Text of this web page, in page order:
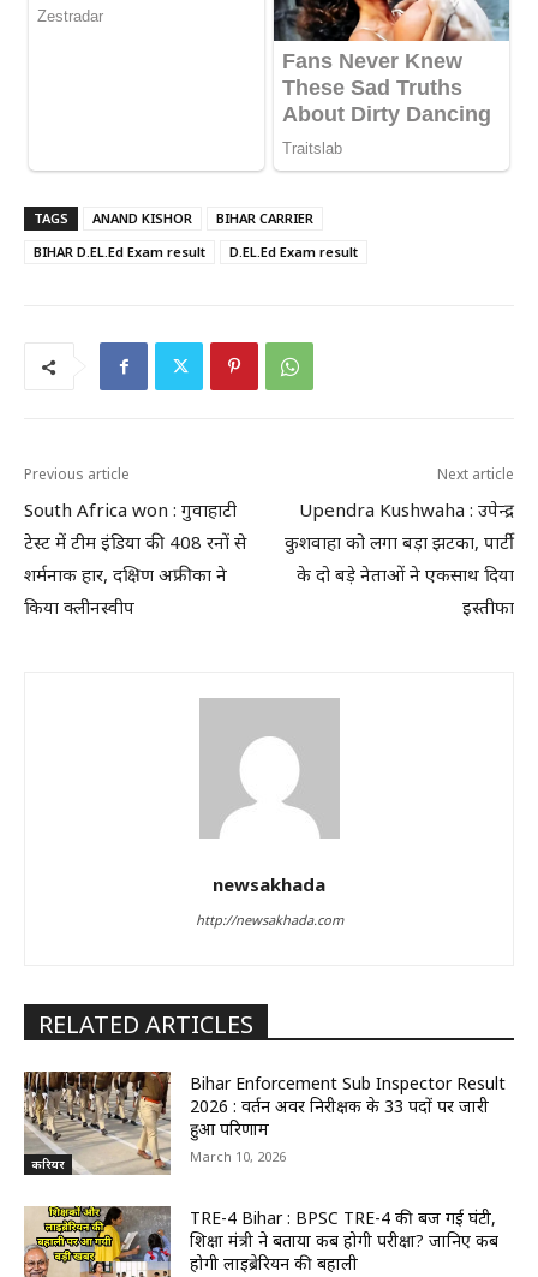
TAGS ANAND KISHOR
BIHAR CARRIER
BIHAR D.EL.Ed Exam result
D.EL.Ed Exam result
Previous article
South Africa won : गुवाहाटी
टेस्ट में टीम इंडिया की 408 रनों से
शर्मनाक हार, दक्षिण अफ्रीका ने
किया क्लीनस्वीप
Next article
Upendra Kushwaha : उपेन्द्र
कुशवाहा को लगा बड़ा झटका, पार्टी
के दो बड़े नेताओं ने एकसाथ दिया
इस्तीफा
newsakhada
http://newsakhada.com
RELATED ARTICLES
करियर
Bihar Enforcement Sub Inspector Result
2026 : प्रवर्तन अवर निरीक्षक के 33 पदों पर जारी
हुआ परिणाम
March 10, 2026
TRE-4 Bihar : BPSC TRE-4 की बज गई घंटी,
शिक्षा मंत्री ने बताया कब होगी परीक्षा? जानिए कब
होगी लाइब्रेरियन की बहाली